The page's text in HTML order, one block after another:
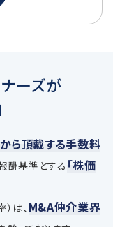
ーズが
ら頂戴する手数料
酬基準とする 「株価
は、 M&A仲介業界